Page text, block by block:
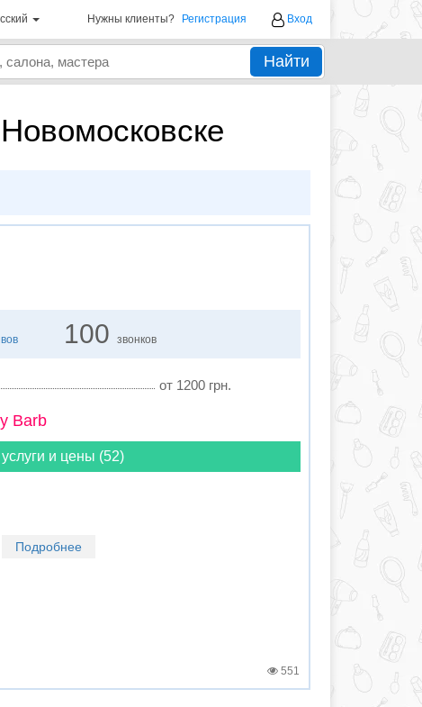
Нужны клиенты? Регистрация Вход
Найти
100 звонков
от 1200 грн.
Barb
и цены (52)
Подробнее
551